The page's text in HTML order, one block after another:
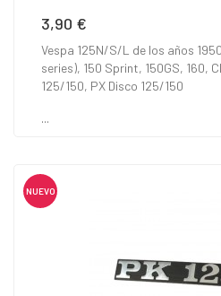
Precio
3,90 €
Vespa 125N/S/L de los años
series), 150 Sprint, 150GS, 160,
125/150, PX Disco 125/150
...
NUEVO